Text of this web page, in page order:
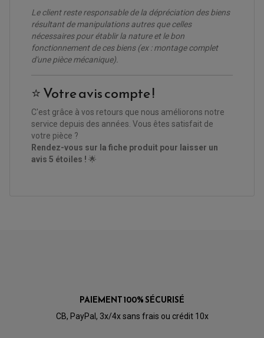
PARTIE CYCLE
ARAIGNÉE / SUPPORT CARÉNAGE
BULLE / PARE-BRISE
CÂBLE ACCÉLÉRATEUR
KIT RABAISSEMENT MOTO
KIT STREET BIKE
LEVIER DE FREIN
OPTIQUE TYPE ORIGINE
PÉDALE DE FREIN
REPOSE PIED TYPE ORIGINE
RETROVISEUR MOTO TYPE ORIGINE
SÉLECTEUR DE VITESSE
HUILE ET LUBRIFIANTS SCOOTER
HUILE SCOOTER
PRODUIT D'ENTRETIEN SCOOTER
PARTIE CYCLE
LEVIER DE FREIN
RÉTROVISEUR TYPE ORIGINE
PIÈCE MOTEUR
GALET DE VARIATEUR
COURROIE
VARIATEUR SCOOTER
ROULEMENT BIELLETTES
ROULEMENT COLONNE DE DIRECTION
ROULEMENT BRAS OSCILLANT
Le client reste responsable de la dépréciation des biens
résultant de manipulations autres que celles
nécessaires pour établir la nature et le bon
fonctionnement de ces biens (ex : montage complet
d'une pièce mécanique).
⭐ Votre avis compte !
C'est grâce à vos retours que nous améliorons notre
service depuis des années. Vous êtes satisfait de
votre pièce ?
Rendez-vous sur la fiche produit pour laisser un
avis 5 étoiles ! 🌟
PAIEMENT 100% SÉCURISÉ
CB, PayPal, 3x/4x sans frais ou crédit 10x